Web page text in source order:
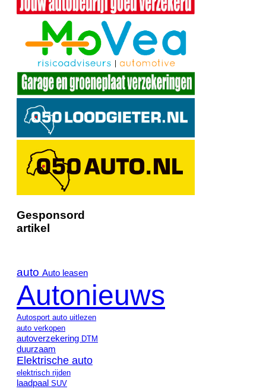
Gesponsord
artikel
auto Auto leasen
Autonieuws
Autosport auto uitlezen
auto verkopen
autoverzekering DTM
duurzaam
Elektrische auto
elektrisch rijden
laadpaal SUV